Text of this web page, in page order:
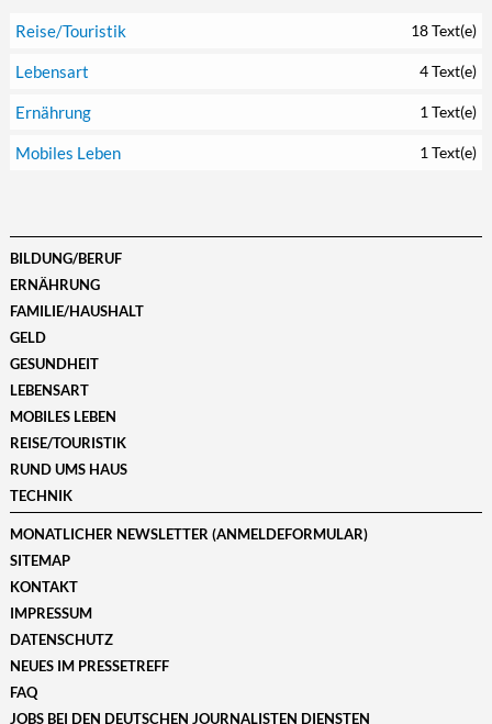
Reise/Touristik 18 Text(e)
Lebensart 4 Text(e)
Ernährung 1 Text(e)
Mobiles Leben 1 Text(e)
BILDUNG/BERUF
ERNÄHRUNG
FAMILIE/HAUSHALT
GELD
GESUNDHEIT
LEBENSART
MOBILES LEBEN
REISE/TOURISTIK
RUND UMS HAUS
TECHNIK
MONATLICHER NEWSLETTER (ANMELDEFORMULAR)
SITEMAP
KONTAKT
IMPRESSUM
DATENSCHUTZ
NEUES IM PRESSETREFF
FAQ
JOBS BEI DEN DEUTSCHEN JOURNALISTEN DIENSTEN